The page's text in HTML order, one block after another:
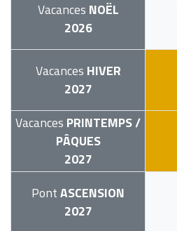
Vacances NOËL
2026
Vacances HIVER
2027
Vacances PRINTEMPS /
PÂQUES
2027
PontASCENSION
2027